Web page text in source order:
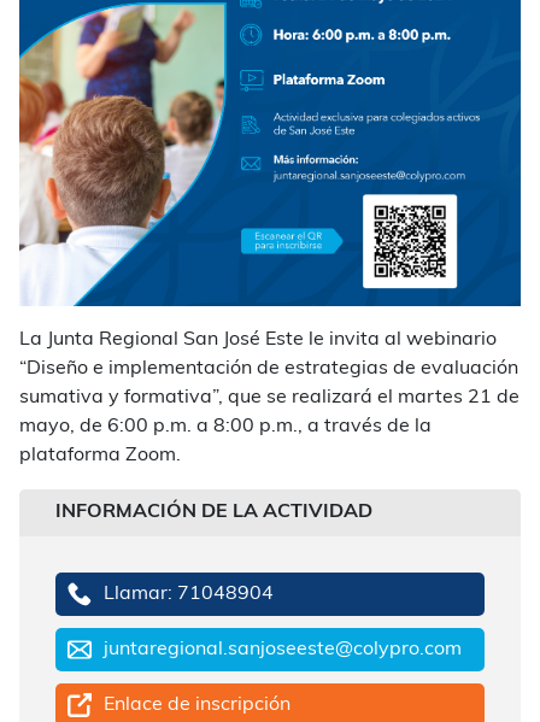
La Junta Regional San José Este le invita al webinario
“Diseño e implementación de estrategias de evaluación
sumativa y formativa”, que se realizará el martes 21 de
mayo, de 6:00 p.m. a 8:00 p.m., a través de la
plataforma Zoom.
INFORMACIÓN DE LA ACTIVIDAD
Llamar: 71048904
juntaregional.sanjoseeste@colypro.com
Enlace de inscripción